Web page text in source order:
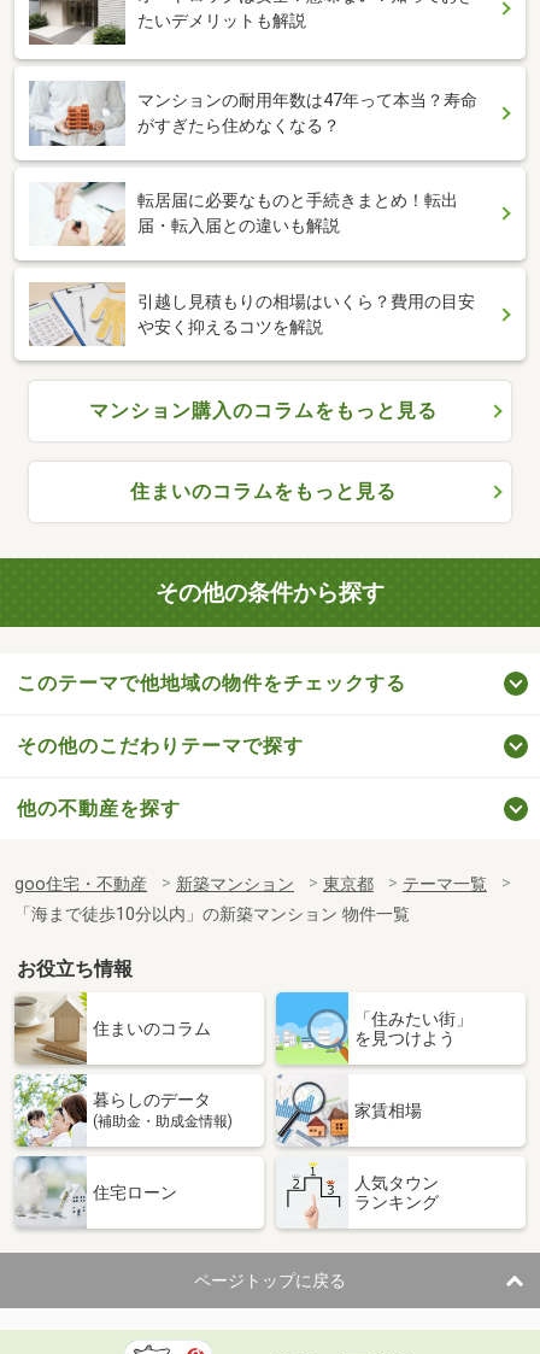
たいデメリットも解説
マンションの耐用年数は47年って本当？寿命
がすぎたら住めなくなる？
転居届に必要なものと手続きまとめ！転出
届・転入届との違いも解説
引越し見積もりの相場はいくら？費用の目安
や安く抑えるコツを解説
マンション購入のコラムをもっと見る
住まいのコラムをもっと見る
その他の条件から探す
このテーマで他地域の物件をチェックする
その他のこだわりテーマで探す
他の不動産を探す
goo住宅・不動産 新築マンション 東京都
テーマ一覧
「海まで徒歩10分以内」の新築マンション 物件一覧
お役立ち情報
住まいのコラム
「住みたい街」
を見つけよう
暮らしのデータ
(補助金・助成金情報)
家賃相場
住宅ローン
人気タウン
ランキング
ページトップに戻る